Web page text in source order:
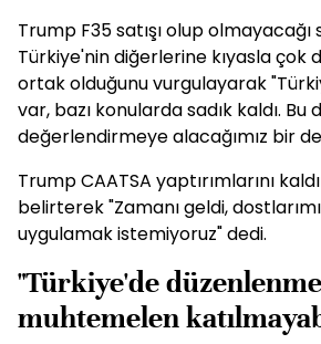
Trump F35 satışı olup olmayacağı
Türkiye'nin diğerlerine kıyasla çok
ortak olduğunu vurgulayarak
var, bazı konularda sadık kaldı. Bu
değerlendirmeye alacağımız bir
Trump CAATSA yaptırımlarını
belirterek "Zamanı geldi,
uygulamak istemiyoruz" dedi.
"Türkiye'de
muhtemelen